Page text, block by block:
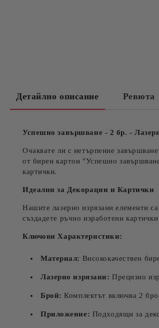
Детайлно описание Ревюта
Успешно завършване - 2 бр. -
Очаквате ли с нетърпение
от бирен картон "Успешно
картички.
Идеални за Декорации и Картички
Нашите лазерно изрязани елементи
създадете ръчно изработени
Ключови Характеристики:
Материал: Висококачествен
Лазерно изрязани: Прецизно
Брой: Комплектът включва 2
Приложение: Подходящи за